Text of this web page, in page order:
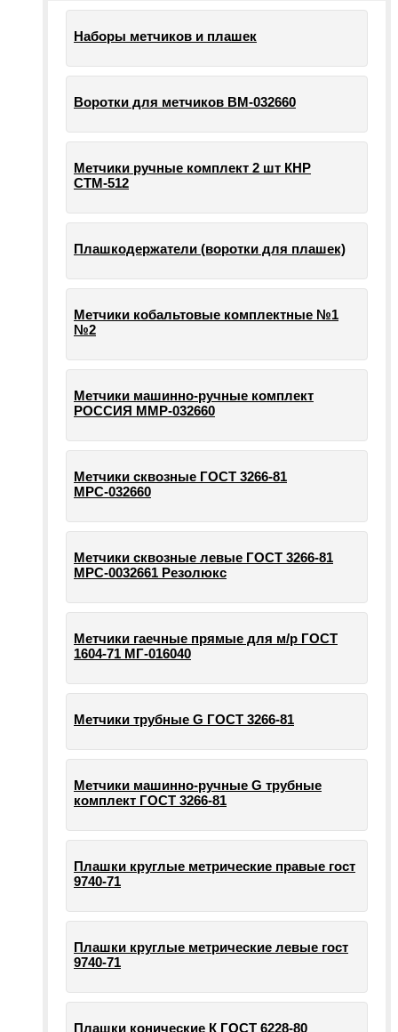
Наборы метчиков и плашек
Воротки для метчиков ВМ-032660
Метчики ручные комплект 2 шт КНР
СТМ-512
Плашкодержатели (воротки для плашек)
Метчики кобальтовые комплектные №1
№2
Метчики машинно-ручные комплект
РОССИЯ ММР-032660
Метчики сквозные ГОСТ 3266-81
МРС-032660
Метчики сквозные левые ГОСТ 3266-81
МРС-0032661 Резолюкс
Метчики гаечные прямые для м/р ГОСТ
1604-71 МГ-016040
Метчики трубные G ГОСТ 3266-81
Метчики машинно-ручные G трубные
комплект ГОСТ 3266-81
Плашки круглые метрические правые гост
9740-71
Плашки круглые метрические левые гост
9740-71
Плашки конические К ГОСТ 6228-80